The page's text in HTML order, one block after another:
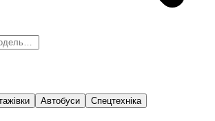
Автобуси
Спецтехніка